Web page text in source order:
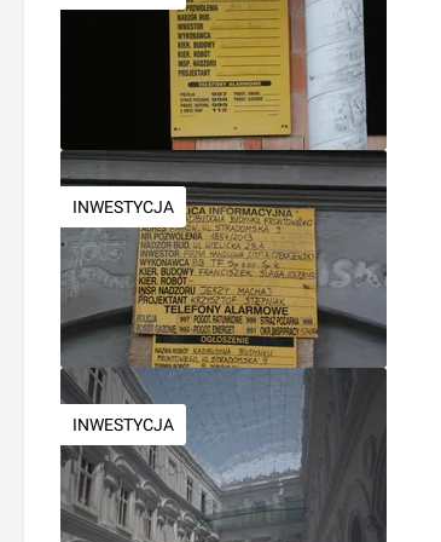
INWESTYCJA
INWESTYCJA